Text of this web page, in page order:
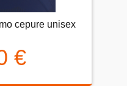
cepure unisex
€